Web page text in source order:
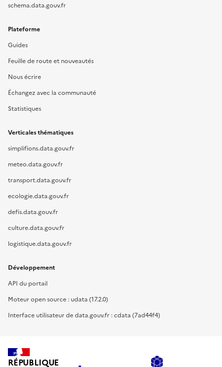
schema.data.gouv.fr
Plateforme
Guides
Feuille de route et nouveautés
Nous écrire
Échangez avec la communauté
Statistiques
Verticales thématiques
simplifions.data.gouv.fr
meteo.data.gouv.fr
transport.data.gouv.fr
ecologie.data.gouv.fr
defis.data.gouv.fr
culture.data.gouv.fr
logistique.data.gouv.fr
Développement
API du portail
Moteur open source : udata (17.2.0)
Interface utilisateur de data.gouv.fr : cdata (7ad44f4)
RÉPUBLIQUE